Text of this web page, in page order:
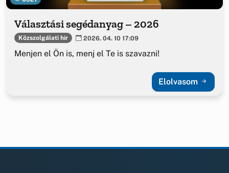
Választási segédanyag – 2026
Közszolgálati hír 2026. 04. 10 17:09
Menjen el Ön is, menj el Te is szavazni!
Elolvasom